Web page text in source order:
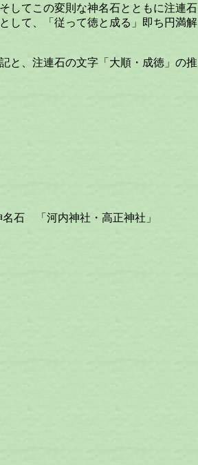
してこの変則な神名石とともに注連石
して、「従って徳と成る」即ち円満解
と、注連石の文字「大順・成徳」の推
名石 「河内神社・高正神社」